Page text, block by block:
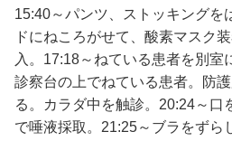
15:40～パンツ、ストッキングを
ドにねころがせて、酸素マスク
入。17:18～ねている患者を別室
診察台の上でねている患者。防
る。カラダ中を触診。20:24～口
で唾液採取。21:25～ブラをずら